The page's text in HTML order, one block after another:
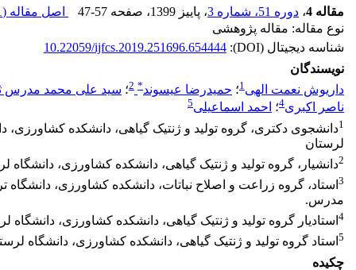
مقاله 4
، دوره 51، شماره 3 ، پاییز 1399 ، صفحه 47-57 اصل مقاله (
نوع مقاله: مقاله پژوهشی
شناسه دیجیتال (DOI):
10.22059/ijfcs.2019.251696.654444
نویسندگان
داریوش نعمت الهی1؛ حمیدرضا عیسوند*
2؛ سید علی محمد مدرس
ناصر اکبری4؛ احمد اسماعیلی5
1دانشجوی دکتری، گروه تولید و ژنتیک گیاهی، دانشکده کشاورزی،
لرستان
2دانشیار، گروه تولید و ژنتیک گیاهی، دانشکده کشاورزی، دانشگاه
3 استاد، گروه زراعت و اصلاح نباتات، دانشکده کشاورزی، دانشگاه
مدرس.
4 استادیار گروه تولید و ژنتیک گیاهی، دانشکده کشاورزی، دانشگاه
5 استاد گروه تولید و ژنتیک گیاهی، دانشکده کشاورزی، دانشگاه
چکیده